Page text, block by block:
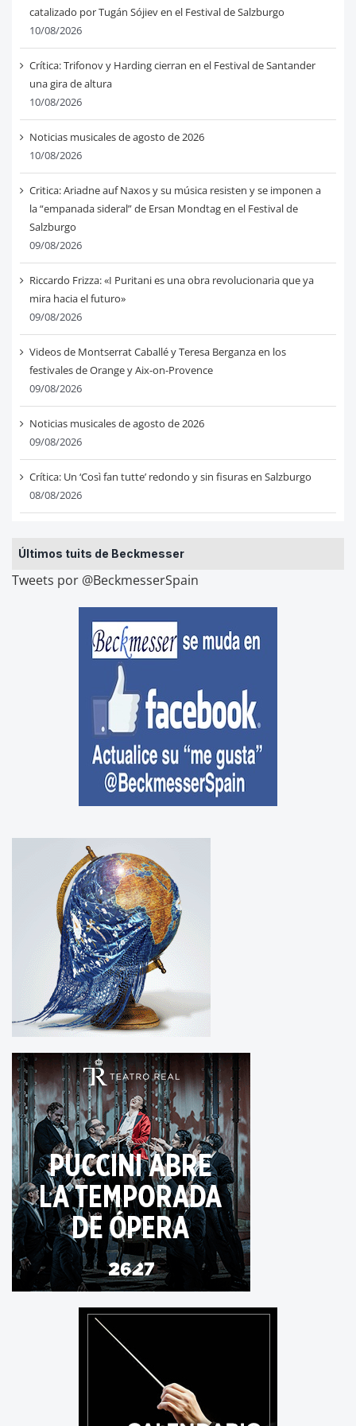
catalizado por Tugán Sójiev en el Festival de Salzburgo
10/08/2026
Crítica: Trifonov y Harding cierran en el Festival de Santander
una gira de altura
10/08/2026
Noticias musicales de agosto de 2026
10/08/2026
Critica: Ariadne auf Naxos y su música resisten y se imponen a
la “empanada sideral” de Ersan Mondtag en el Festival de
Salzburgo
09/08/2026
Riccardo Frizza: «I Puritani es una obra revolucionaria que ya
mira hacia el futuro»
09/08/2026
Videos de Montserrat Caballé y Teresa Berganza en los
festivales de Orange y Aix-on-Provence
09/08/2026
Noticias musicales de agosto de 2026
09/08/2026
Crítica: Un ‘Così fan tutte’ redondo y sin fisuras en Salzburgo
08/08/2026
Últimos tuits de Beckmesser
Tweets por @BeckmesserSpain